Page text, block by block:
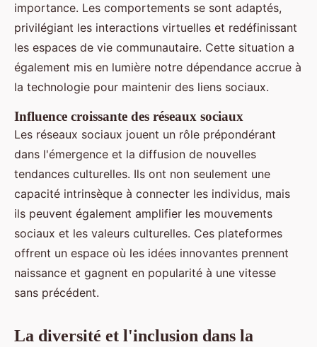
importance. Les comportements se sont adaptés,
privilégiant les interactions virtuelles et redéfinissant
les espaces de vie communautaire. Cette situation a
également mis en lumière notre dépendance accrue à
la technologie pour maintenir des liens sociaux.
Influence croissante des réseaux sociaux
Les réseaux sociaux jouent un rôle prépondérant
dans l'émergence et la diffusion de nouvelles
tendances culturelles. Ils ont non seulement une
capacité intrinsèque à connecter les individus, mais
ils peuvent également amplifier les mouvements
sociaux et les valeurs culturelles. Ces plateformes
offrent un espace où les idées innovantes prennent
naissance et gagnent en popularité à une vitesse
sans précédent.
La diversité et l'inclusion dans la